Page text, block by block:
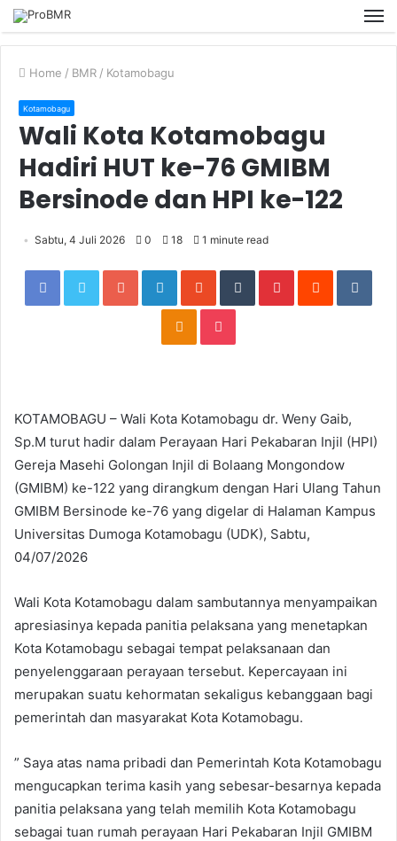
Home / BMR / Kotamobagu
Kotamobagu
Wali Kota Kotamobagu
Hadiri HUT ke-76 GMIBM
Bersinode dan HPI ke-122
Sabtu, 4 Juli 2026 0 18 1 minute read
FacebookTwitterGoogle+LinkedInStumbleUpon
TumblrPinterestReddit
Odnoklassniki
Pocket
KOTAMOBAGU – Wali Kota Kotamobagu dr. Weny Gaib,
Sp.M turut hadir dalam Perayaan Hari Pekabaran Injil (HPI)
Gereja Masehi Golongan Injil di Bolaang Mongondow
(GMIBM) ke-122 yang dirangkum dengan Hari Ulang Tahun
GMIBM Bersinode ke-76 yang digelar di Halaman Kampus
Universitas Dumoga Kotamobagu (UDK), Sabtu,
04/07/2026
Wali Kota Kotamobagu dalam sambutannya menyampaikan
apresiasinya kepada panitia pelaksana yang menetapkan
Kota Kotamobagu sebagai tempat pelaksanaan dan
penyelenggaraan perayaan tersebut. Kepercayaan ini
merupakan suatu kehormatan sekaligus kebanggaan bagi
pemerintah dan masyarakat Kota Kotamobagu.
” Saya atas nama pribadi dan Pemerintah Kota Kotamobagu
mengucapkan terima kasih yang sebesar-besarnya kepada
panitia pelaksana yang telah memilih Kota Kotamobagu
sebagai tuan rumah perayaan Hari Pekabaran Injil GMIBM